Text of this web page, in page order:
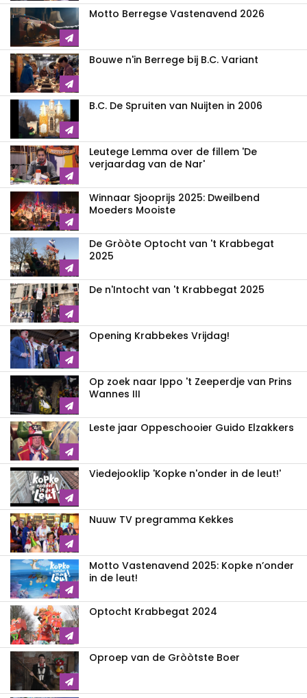
Motto Berregse Vastenavend 2026
Bouwe n'in Berrege bij B.C. Variant
B.C. De Spruiten van Nuijten in 2006
Leutege Lemma over de fillem 'De
verjaardag van de Nar'
Winnaar Sjooprijs 2025: Dweilbend
Moeders Mooiste
De Gròòte Optocht van 't Krabbegat
2025
De n'Intocht van 't Krabbegat 2025
Opening Krabbekes Vrijdag!
Op zoek naar Ippo 't Zeeperdje van Prins
Wannes III
Leste jaar Oppeschooier Guido Elzakkers
Viedejooklip 'Kopke n'onder in de leut!'
Nuuw TV pregramma Kekkes
Motto Vastenavend 2025: Kopke n’onder
in de leut!
Optocht Krabbegat 2024
Oproep van de Gròòtste Boer